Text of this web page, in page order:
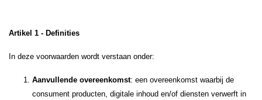
Artikel 1 - Definities
In deze voorwaarden wordt verstaan onder:
Aanvullende overeenkomst: een overeenkomst waarbij de
consument producten, digitale inhoud en/of diensten verwerft in